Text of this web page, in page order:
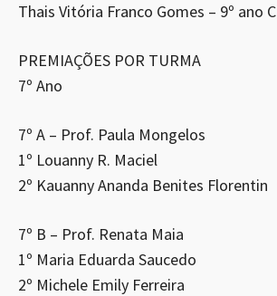
Thais Vitória Franco Gomes – 9º ano C
PREMIAÇÕES POR TURMA
7º Ano
7º A – Prof. Paula Mongelos
1º Louanny R. Maciel
2º Kauanny Ananda Benites Florentin
7º B – Prof. Renata Maia
1º Maria Eduarda Saucedo
2º Michele Emily Ferreira